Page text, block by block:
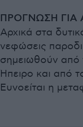
ΠΡΟΓΝΩΣΗ ΓΙΑ
Αρχικά στα
νεφώσεις
σημειωθούν από
Ήπειρο και από
Ευνοείται η